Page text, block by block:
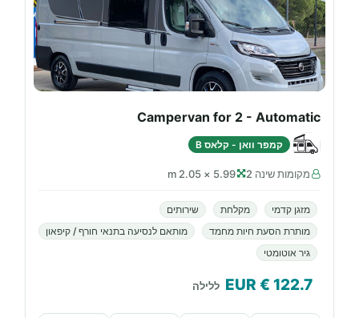
Campervan for 2 - Automatic
קמפר וואן - קלאס B
מקומות שינה 2 5.99 × 2.05 m
מזגן קדמי מקלחת
שירותים
מותרת הסעת חיות מחמד
מותאם לנסיעה בתנאי חורף / קיפאון
גיר אוטומטי
122.7
€ EUR ללילה